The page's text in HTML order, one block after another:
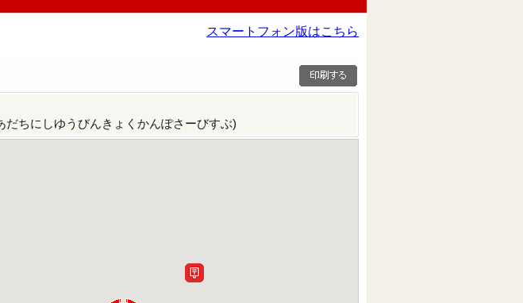
スマートフォン版はこちら
だちにしゆうびんきょくかんぽさーびすぶ)